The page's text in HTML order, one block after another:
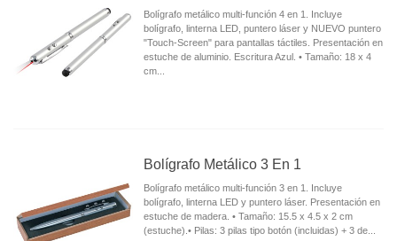
Bolígrafo metálico multi-función 4 en 1. Incluye
bolígrafo, linterna LED, puntero láser y NUEVO puntero
"Touch-Screen" para pantallas táctiles. Presentación en
estuche de aluminio. Escritura Azul. • Tamaño: 18 x 4
cm...
Bolígrafo Metálico 3 En 1
Bolígrafo metálico multi-función 3 en 1. Incluye
bolígrafo, linterna LED y puntero láser. Presentación en
estuche de madera. • Tamaño: 15.5 x 4.5 x 2 cm
(estuche).• Pilas: 3 pilas tipo botón (incluidas) + 3 de...